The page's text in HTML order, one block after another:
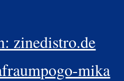
zinedistro.de
mika